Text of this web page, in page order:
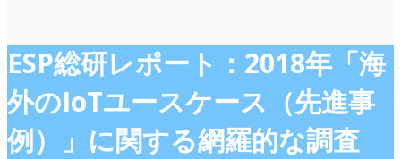
ESP総研レポート：2018年「海
外のIoTユースケース（先進事
例）」に関する網羅的な調査